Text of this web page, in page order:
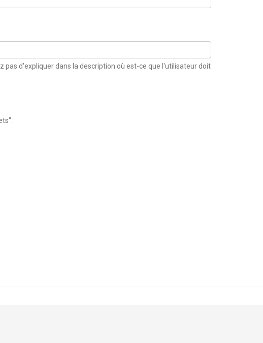
pas d'expliquer dans la description où est-ce que l'utilisateur doit